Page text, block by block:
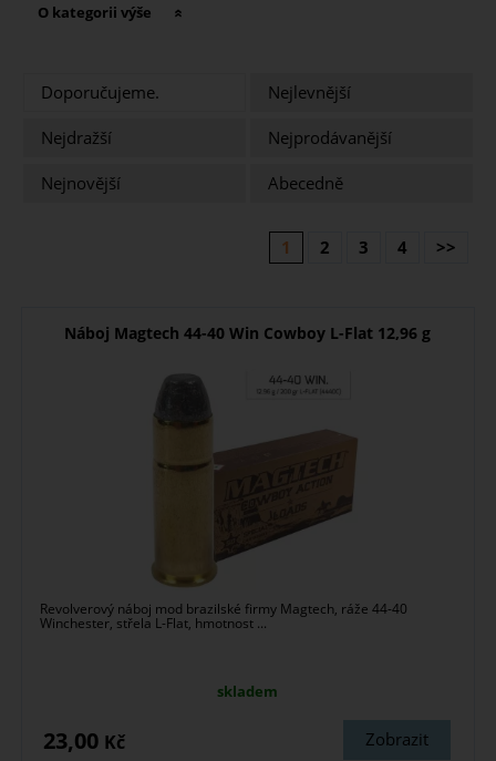
O kategorii výše
Doporučujeme.
Nejlevnější
Nejdražší
Nejprodávanější
Nejnovější
Abecedně
1 2 3 4 >>
Náboj Magtech 44-40 Win Cowboy L-Flat 12,96 g
Revolverový náboj mod brazilské firmy Magtech, ráže 44-40
Winchester, střela L-Flat, hmotnost ...
skladem
Zobrazit
23,00 Kč